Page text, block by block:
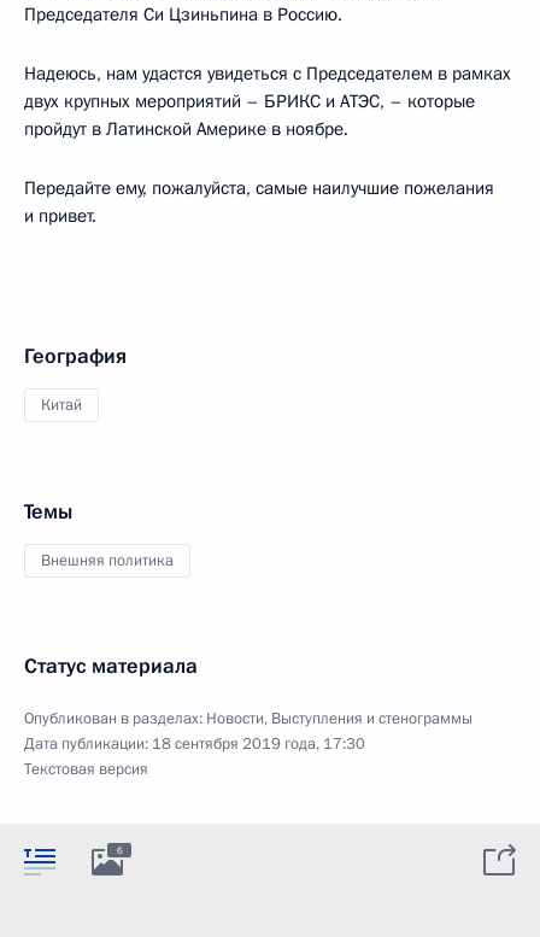
Председателя Си Цзиньпина в Россию.
Надеюсь, нам удастся увидеться с Председателем в рамках
двух крупных мероприятий – БРИКС и АТЭС, – которые
пройдут в Латинской Америке в ноябре.
Передайте ему, пожалуйста, самые наилучшие пожелания
и привет.
География
Китай
Темы
Внешняя политика
Статус материала
Опубликован в разделах: Новости, Выступления и стенограммы
Дата публикации: 18 сентября 2019 года, 17:30
Текстовая версия
6